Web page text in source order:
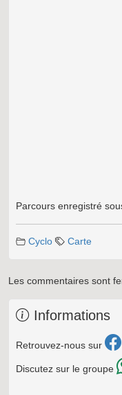
Parcours enregistré
Cyclo Carte
Les commentaires sont
Informations
Retrouvez-nous sur
Discutez sur le groupe